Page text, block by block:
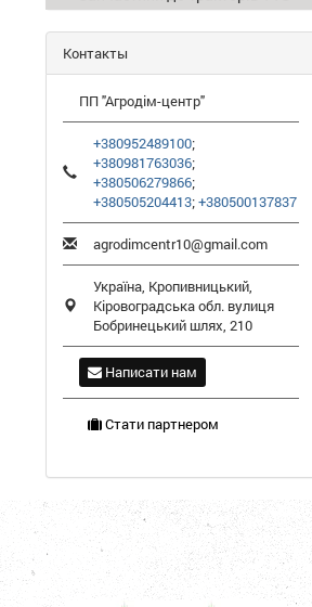
Контакты
ПП "Агродім-центр"
+380952489100;
+380981763036;
+380506279866;
+380505204413;+380500137837
agrodimcentr10@gmail.com
Україна, Кропивницький,
Кіровоградська обл. вулиця
Бобринецький шлях, 210
Написати нам
Стати партнером